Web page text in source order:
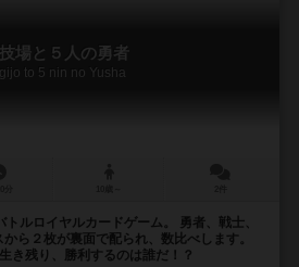
技場と５人の勇者
to 5 nin no Yusha
ルロイヤルカードゲーム。 勇者、戦士、
ら２枚が裏面で配られ、数比べします。
き残り、勝利するのは誰だ！？